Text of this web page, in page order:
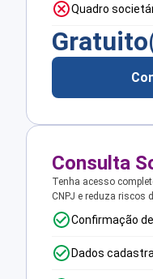
Quadro
Gratuito
Consulta
Tenha acesso
CNPJ e reduza riscos
Confirmação
Dados